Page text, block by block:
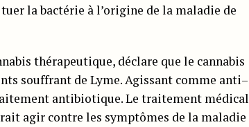
la bactérie à l’origine de la maladie de
thérapeutique, déclare que le cannabis
souffrant de Lyme. Agissant comme anti–
antibiotique. Le traitement médical
agir contre les symptômes de la maladie